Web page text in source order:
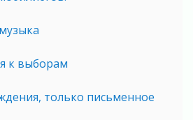
к выборам
только письменное